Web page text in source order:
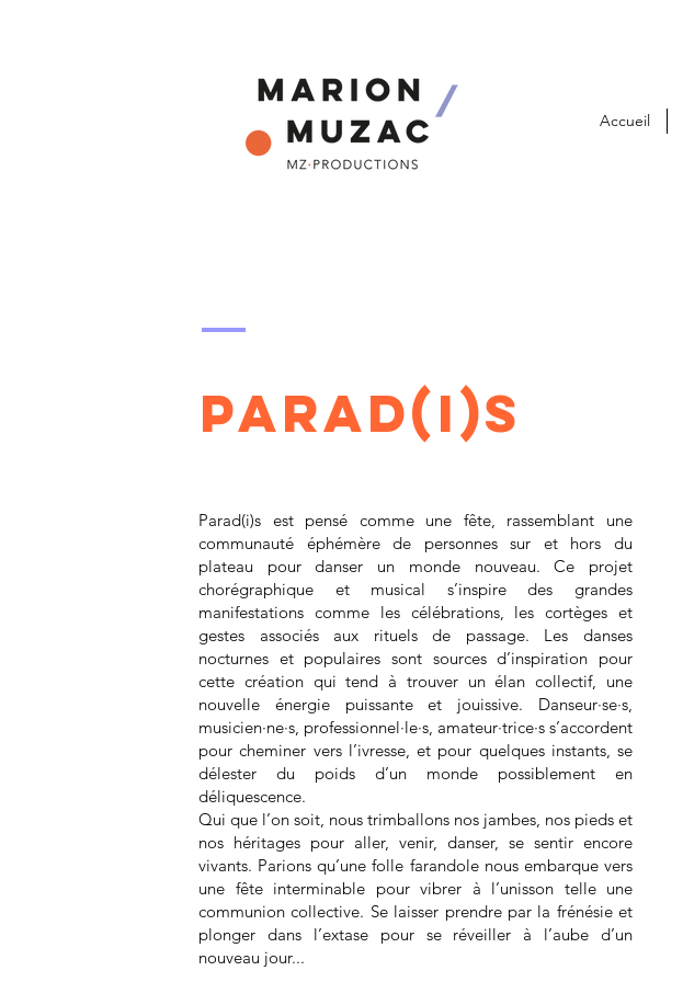
Accueil
PARAD(I)S
Parad(i)s est pensé comme une fête, rassemblant une
communauté éphémère de personnes sur et hors du
plateau pour danser un monde nouveau. Ce projet
chorégraphique et musical s’inspire des grandes
manifestations comme les célébrations, les cortèges et
gestes associés aux rituels de passage. Les danses
nocturnes et populaires sont sources d’inspiration pour
cette création qui tend à trouver un élan collectif, une
nouvelle énergie puissante et jouissive. Danseur·se·s,
musicien·ne·s, professionnel·le·s, amateur·trice·s s’accordent
pour cheminer vers l’ivresse, et pour quelques instants, se
délester du poids d’un monde possiblement en
déliquescence.
Qui que l’on soit, nous trimballons nos jambes, nos pieds et
nos héritages pour aller, venir, danser, se sentir encore
vivants. Parions qu’une folle farandole nous embarque vers
une fête interminable pour vibrer à l’unisson telle une
communion collective. Se laisser prendre par la frénésie et
plonger dans l’extase pour se réveiller à l’aube d’un
nouveau jour...